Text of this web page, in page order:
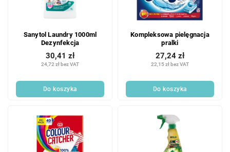
Sanytol Laundry 1000ml
Dezynfekcja
24,72 zł bez VAT
30,41 zł
Do koszyka
Kompleksowa pielęgnacja
pralki
22,15 zł bez VAT
27,24 zł
Do koszyka